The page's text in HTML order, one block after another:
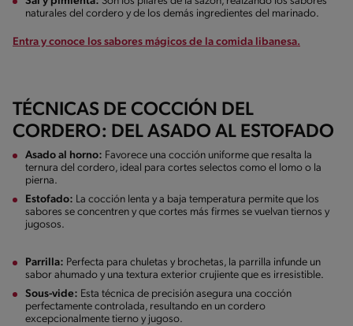
naturales del cordero y de los demás ingredientes del marinado.
Entra y conoce los sabores mágicos de la comida libanesa.
TÉCNICAS DE COCCIÓN DEL
CORDERO: DEL ASADO AL ESTOFADO
Asado al horno: Favorece una cocción uniforme que resalta la
ternura del cordero, ideal para cortes selectos como el lomo o la
pierna.
Estofado: La cocción lenta y a baja temperatura permite que los
sabores se concentren y que cortes más firmes se vuelvan tiernos y
jugosos.
Parrilla: Perfecta para chuletas y brochetas, la parrilla infunde un
sabor ahumado y una textura exterior crujiente que es irresistible.
Sous-vide: Esta técnica de precisión asegura una cocción
perfectamente controlada, resultando en un cordero
excepcionalmente tierno y jugoso.